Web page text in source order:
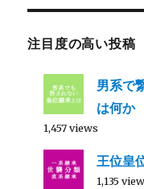
注目度の高い投稿
男系で
は何か
1,457 views
王位皇
1,135